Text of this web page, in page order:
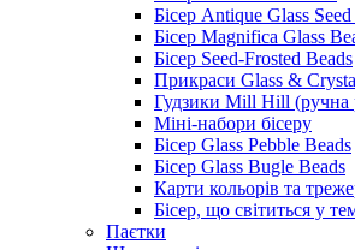
Бісер Antique Glass
Бісер Magnifica Glass
Бісер Seed-Frosted Beads
Прикраси Glass &
Гудзики Mill Hill (ручна
Міні-набори бісеру
Бісер Glass Pebble Beads
Бісер Glass Bugle Beads
Карти кольорів та
Бісер, що світиться у
Паєтки